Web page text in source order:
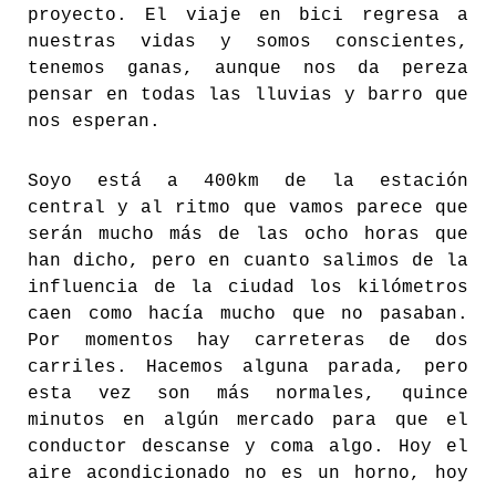
proyecto. El viaje en bici regresa a
nuestras vidas y somos conscientes,
tenemos ganas, aunque nos da pereza
pensar en todas las lluvias y barro que
nos esperan.
Soyo está a 400km de la estación
central y al ritmo que vamos parece que
serán mucho más de las ocho horas que
han dicho, pero en cuanto salimos de la
influencia de la ciudad los kilómetros
caen como hacía mucho que no pasaban.
Por momentos hay carreteras de dos
carriles. Hacemos alguna parada, pero
esta vez son más normales, quince
minutos en algún mercado para que el
conductor descanse y coma algo. Hoy el
aire acondicionado no es un horno, hoy